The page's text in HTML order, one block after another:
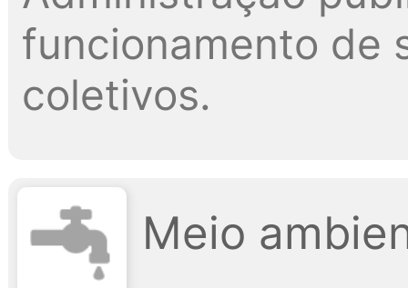
funcionamento de
coletivos.
Meio